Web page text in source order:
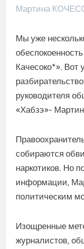
Мартина
Мы уже
Качесоко*». Вот
руководителя
«Хабзэ»-
собираются
наркотиков. Но
информации,
политическим
Изощренные
журналистов,